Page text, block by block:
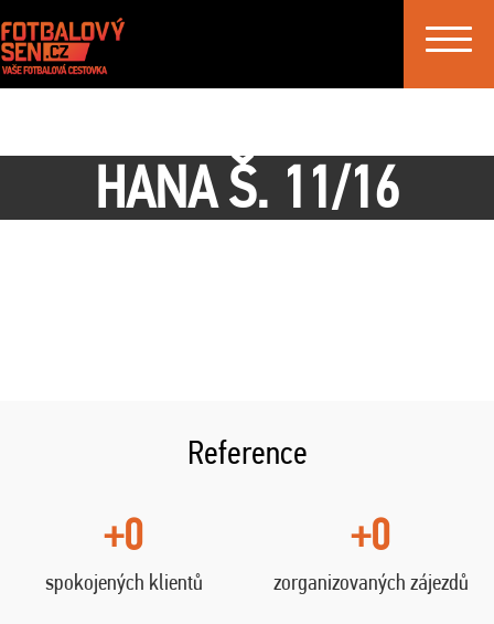
Toggle
HANA Š. 11/16
Reference
+0
spokojených klientů
+0
zorganizovaných zájezdů